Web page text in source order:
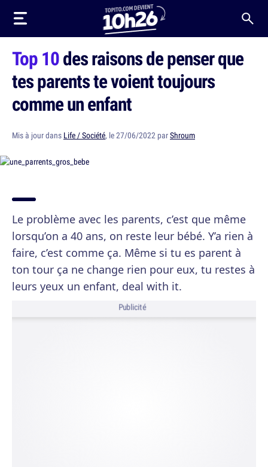
Top 10des raisons de penser que
tes parents te voient toujours
comme un enfant
Mis à jour dans Life / Société, le 27/06/2022 parShroum
Le problème avec les parents, c’est que même
lorsqu’on a 40 ans, on reste leur bébé. Y’a rien à
faire, c’est comme ça. Même si tu es parent à
ton tour ça ne change rien pour eux, tu restes à
leurs yeux un enfant, deal with it.
Publicité